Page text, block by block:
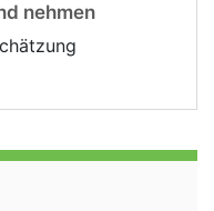
nehmen